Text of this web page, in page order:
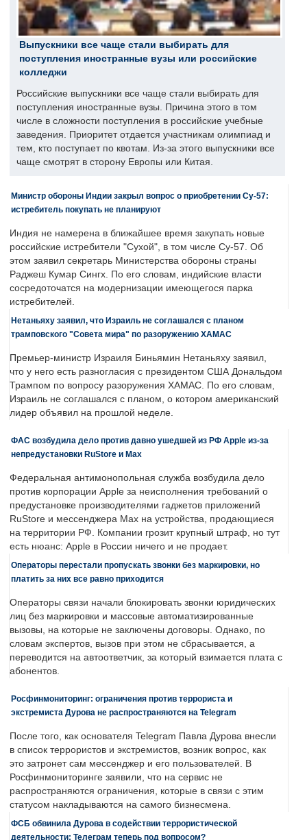
Выпускники все чаще стали выбирать для
поступления иностранные вузы или российские
колледжи
Российские выпускники все чаще стали выбирать для
поступления иностранные вузы. Причина этого в том
числе в сложности поступления в российские учебные
заведения. Приоритет отдается участникам олимпиад и
тем, кто поступает по квотам. Из-за этого выпускники все
чаще смотрят в сторону Европы или Китая.
Министр обороны Индии закрыл вопрос о приобретении Су-57:
истребитель покупать не планируют
Индия не намерена в ближайшее время закупать новые
российские истребители "Сухой", в том числе Су-57. Об
этом заявил секретарь Министерства обороны страны
Раджеш Кумар Сингх. По его словам, индийские власти
сосредоточатся на модернизации имеющегося парка
истребителей.
Нетаньяху заявил, что Израиль не соглашался с планом
трамповского "Совета мира" по разоружению ХАМАС
Премьер-министр Израиля Биньямин Нетаньяху заявил,
что у него есть разногласия с президентом США Дональдом
Трампом по вопросу разоружения ХАМАС. По его словам,
Израиль не соглашался с планом, о котором американский
лидер объявил на прошлой неделе.
ФАС возбудила дело против давно ушедшей из РФ Apple из-за
непредустановки RuStore и Max
Федеральная антимонопольная служба возбудила дело
против корпорации Apple за неисполнения требований о
предустановке производителями гаджетов приложений
RuStore и мессенджера Max на устройства, продающиеся
на территории РФ. Компании грозит крупный штраф, но тут
есть нюанс: Apple в России ничего и не продает.
Операторы перестали пропускать звонки без маркировки, но
платить за них все равно приходится
Операторы связи начали блокировать звонки юридических
лиц без маркировки и массовые автоматизированные
вызовы, на которые не заключены договоры. Однако, по
словам экспертов, вызов при этом не сбрасывается, а
переводится на автоответчик, за который взимается плата с
абонентов.
Росфинмониторинг: ограничения против террориста и
экстремиста Дурова не распространяются на Telegram
После того, как основателя Telegram Павла Дурова внесли
в список террористов и экстремистов, возник вопрос, как
это затронет сам мессенджер и его пользователей. В
Росфинмониторинге заявили, что на сервис не
распространяются ограничения, которые в связи с этим
статусом накладываются на самого бизнесмена.
ФСБ обвинила Дурова в содействии террористической
деятельности: Телеграм теперь под вопросом?